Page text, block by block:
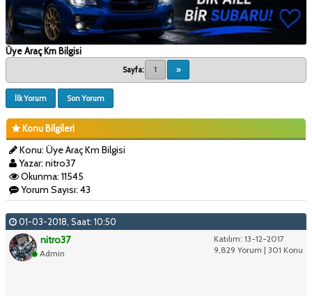
Üye Araç Km Bilgisi
Sayfa: 1 »
İlk Yorum Son Yorum
Konu Bilgileri
Konu: Üye Araç Km Bilgisi
Yazar: nitro37
Okunma: 11545
Yorum Sayısı: 43
01-03-2018, Saat: 10:50
Katılım: 13-12-2017
9,829 Yorum | 301 Konu
nitro37
Admin